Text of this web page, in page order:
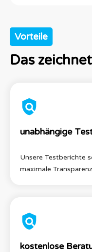
Vorteile
Das
unabhängige
Unsere Testberichte
maximale
kostenlose